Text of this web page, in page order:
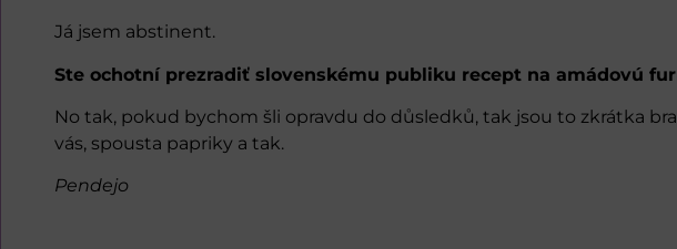
Já jsem abstinent.
Ste ochotní prezradiť slovenskému publiku recept na amádovú
No tak, pokud bychom šli opravdu do důsledků, tak jsou to zkrátka
vás, spousta papriky a tak.
Pendejo